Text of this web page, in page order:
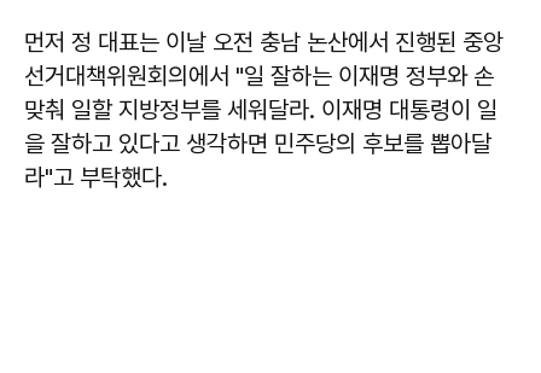
먼저 정 대표는 이날 오전 충남 논산에서 진행된 중앙
선거대책위원회의에서 "일 잘하는 이재명 정부와 손
맞춰 일할 지방정부를 세워달라. 이재명 대통령이 일
을 잘하고 있다고 생각하면 민주당의 후보를 뽑아달
라"고 부탁했다.